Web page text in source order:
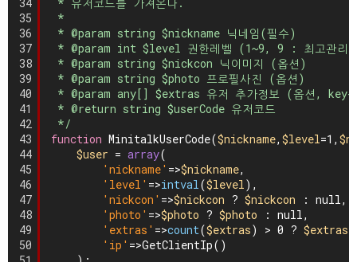
35
36
37
38
39
40
41
42
43
44
45
46
47
48
49
50
*
* @param string $nickname 닉네임(필수)
* @param int $level 권한레벨 (1~9, 9 : 최고관
* @param string $nickcon 닉이미지 (옵션)
* @param string $photo 프로필사진 (옵션)
* @param any[] $extras 유저 추가정보 (옵션, key-
* @return string $userCode 유저코드
*/
function MinitalkUserCode($nickname, $level=1,
$user = array(
'nickname' =>$nickname,
'level' =>intval($level),
'nickcon' =>$nickcon ? $nickcon
: null,
'photo' =>$photo ? $photo
: null,
'extras' =>count($extras) > 0 ? $extras
'ip' =>GetClientIp()